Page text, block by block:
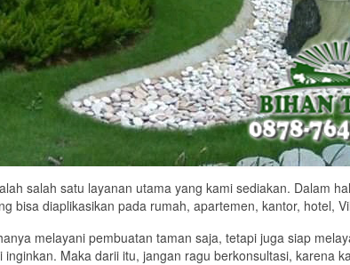
salah satu layanan utama yang kami sediakan. Dalam
bisa diaplikasikan pada rumah, apartemen, kantor, hotel,
melayani pembuatan taman saja, tetapi juga siap
Maka darii itu, jangan ragu berkonsultasi, karena